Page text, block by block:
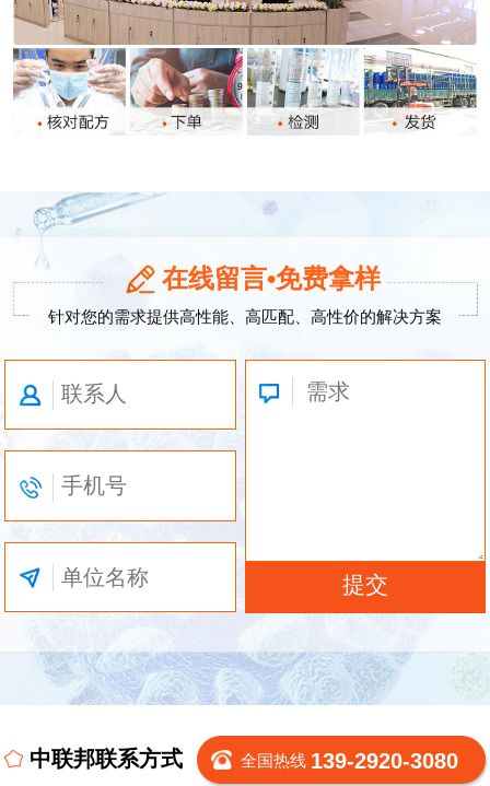
在线留言•免费拿样
针对您的需求提供高性能、高匹配、高性价的解决方案
中联邦联系方式 全国热线 139-2920-3080